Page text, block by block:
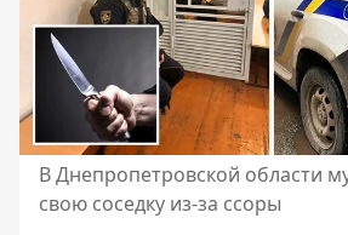
В Днепропетровской области
свою соседку из-за ссоры